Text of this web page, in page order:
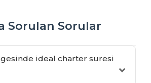
Sorulan Sorular
ideal charter suresi